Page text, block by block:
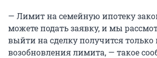
— Лимит на семейную ипотеку
можете подать заявку, и мы
выйти на сделку получится только
возобновления лимита, — такое